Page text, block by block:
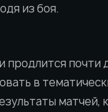
из боя.
продлится почти
в
матчей,